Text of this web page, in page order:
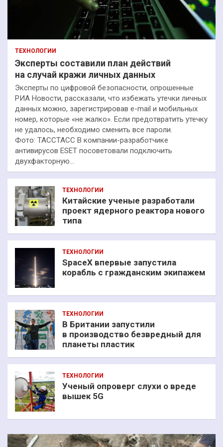
ТЕХНОЛОГИИ
Эксперты составили план действий
на случай кражи личных данных
Эксперты по цифровой безопасности, опрошенные
РИА Новости, рассказали, что избежать утечки личных
данных можно, зарегистрировав e-mail и мобильных
номер, которые «не жалко». Если предотвратить утечку
не удалось, необходимо сменить все пароли.
Фото: ТАССТАСС В компании-разработчике
антивирусов ESET посоветовали подключить
двухфакторную…
ТЕХНОЛОГИИ
Китайские ученые разработали
проект ядерного реактора нового
типа
ТЕХНОЛОГИИ
SpaceX впервые запустила
корабль с гражданским экипажем
ТЕХНОЛОГИИ
В Британии запустили
в производство безвредный для
планеты пластик
ТЕХНОЛОГИИ
Ученый опроверг слухи о вреде
вышек 5G